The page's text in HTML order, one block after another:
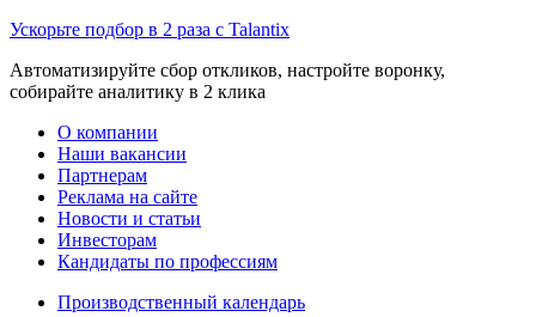
Ускорьте подбор в 2 раза с Talantix
Автоматизируйте сбор откликов, настройте воронку,
собирайте аналитику в 2 клика
О компании
Наши вакансии
Партнерам
Реклама на сайте
Новости и статьи
Инвесторам
Кандидаты по профессиям
Производственный календарь